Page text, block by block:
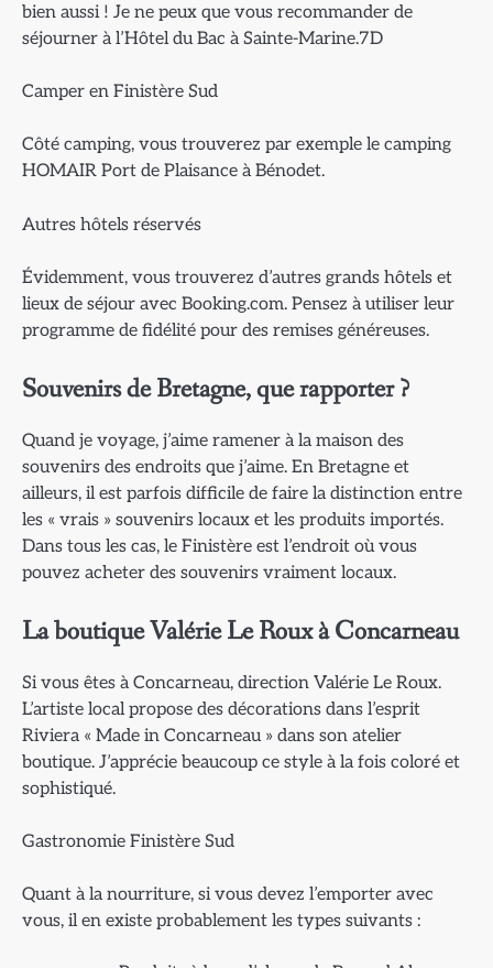
bien aussi ! Je ne peux que vous recommander de
séjourner à l’Hôtel du Bac à Sainte-Marine.7D
Camper en Finistère Sud
Côté camping, vous trouverez par exemple le camping
HOMAIR Port de Plaisance à Bénodet.
Autres hôtels réservés
Évidemment, vous trouverez d’autres grands hôtels et
lieux de séjour avec Booking.com. Pensez à utiliser leur
programme de fidélité pour des remises généreuses.
Souvenirs de Bretagne, que rapporter ?
Quand je voyage, j’aime ramener à la maison des
souvenirs des endroits que j’aime. En Bretagne et
ailleurs, il est parfois difficile de faire la distinction entre
les « vrais » souvenirs locaux et les produits importés.
Dans tous les cas, le Finistère est l’endroit où vous
pouvez acheter des souvenirs vraiment locaux.
La boutique Valérie Le Roux à Concarneau
Si vous êtes à Concarneau, direction Valérie Le Roux.
L’artiste local propose des décorations dans l’esprit
Riviera « Made in Concarneau » dans son atelier
boutique. J’apprécie beaucoup ce style à la fois coloré et
sophistiqué.
Gastronomie Finistère Sud
Quant à la nourriture, si vous devez l’emporter avec
vous, il en existe probablement les types suivants :